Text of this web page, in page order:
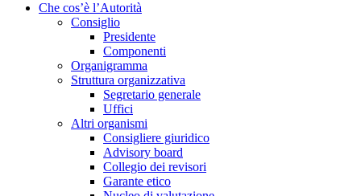
Che cos’è l’Autorità
Consiglio
Presidente
Componenti
Organigramma
Struttura organizzativa
Segretario generale
Uffici
Altri organismi
Consigliere giuridico
Advisory board
Collegio dei revisori
Garante etico